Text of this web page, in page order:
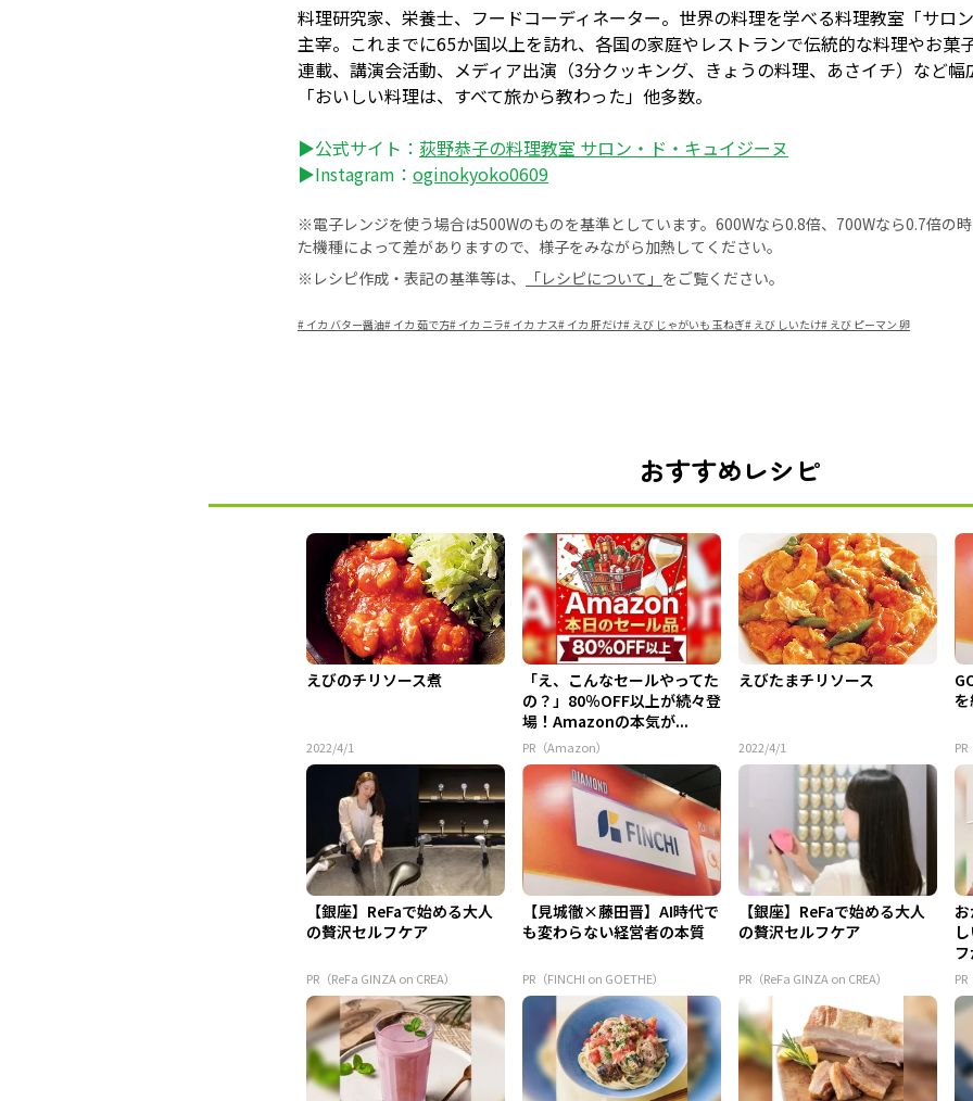
料理研究家、栄養士、フードコーディネーター。世界の料理を学べる料理教室「サロ
主宰。これまでに65か国以上を訪れ、各国の家庭やレストランで伝統的な料理やお菓
連載、講演会活動、メディア出演（3分クッキング、きょうの料理、あさイチ）など
「おいしい料理は、すべて旅から教わった」他多数。
▶公式サイト： 荻野恭子の料理教室 サロン・ド・キュイジーヌ
▶Instagram： oginokyoko0609
※電子レンジを使う場合は500Wのものを基準としています。600Wなら0.8倍、700Wなら0.7倍の
た機種によって差がありますので、様子をみながら加熱してください。
※レシピ作成・表記の基準等は、
「レシピについて」 をご覧ください。
# イカ バター醤油# イカ 茹で方# イカ ニラ# イカ ナス# イカ 肝だけ# えび じゃがいも 玉ねぎ# えび しいたけ# えび ピーマン 卵
おすすめレシピ
えびのチリソース煮
2022/4/1
「え、こんなセールやってた
の？」80％OFF以上が続々登
場！Amazonの本気が...
PR（Amazon）
えびたまチリソース
2022/4/1 PR
【銀座】ReFaで始める大人
の贅沢セルフケア
PR（ReFa GINZA on CREA）
【見城徹×藤田晋】AI時代で
も変わらない経営者の本質
PR（FINCHI on GOETHE）
【銀座】ReFaで始める大人
の贅沢セルフケア
PR（ReFa GINZA on CREA）